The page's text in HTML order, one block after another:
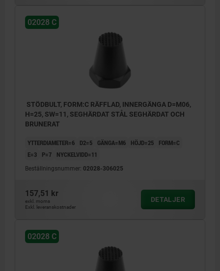
02028 C
STÖDBULT, FORM:C RÄFFLAD, INNERGÄNGA D=M06,
H=25, SW=11, SEGHÄRDAT STÅL SEGHÄRDAT OCH
BRUNERAT
YTTERDIAMETER=6 D2=5 GÄNGA=M6 HÖJD=25
FORM=C
E=3
P=7 NYCKELVIDD=11
Beställningsnummer: 02028-306025
157,51 kr
exkl. moms
Exkl. leveranskostnader
DETALJER
02028 C